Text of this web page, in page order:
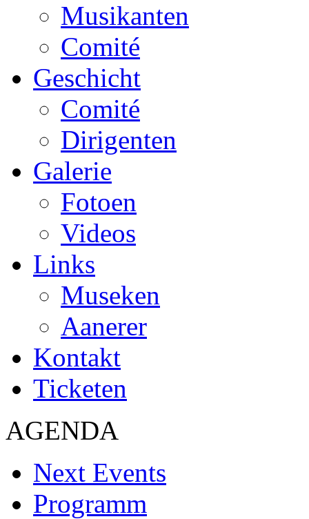
Musikanten
Comité
Geschicht
Comité
Dirigenten
Galerie
Fotoen
Videos
Links
Museken
Aanerer
Kontakt
Ticketen
AGENDA
Next Events
Programm